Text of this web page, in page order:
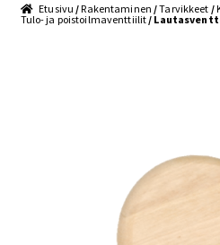
Etusivu /Rakentaminen /Tarvikkeet /
Tulo- ja poistoilmaventtiilit /